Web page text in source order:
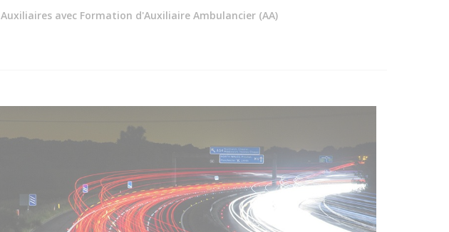
Auxiliaires avec Formation d'Auxiliaire Ambulancier (AA)